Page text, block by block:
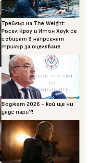
Трейлър на The Weight:
Ръсел Кроу и Итън Хоук се
събират в напрегнат
трилър за оцеляване
Бюджет 2026 - кой ще ни
даде пари?!